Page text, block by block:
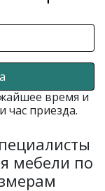
время и
час приезда.
мебели по